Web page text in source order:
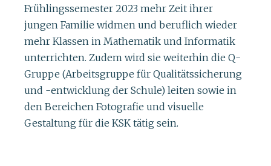
Frühlingssemester 2023 mehr Zeit ihrer
jungen Familie widmen und beruflich wieder
mehr Klassen in Mathematik und Informatik
unterrichten. Zudem wird sie weiterhin die Q-
Gruppe (Arbeitsgruppe für Qualitätssicherung
und -entwicklung der Schule) leiten sowie in
den Bereichen Fotografie und visuelle
Gestaltung für die KSK tätig sein.